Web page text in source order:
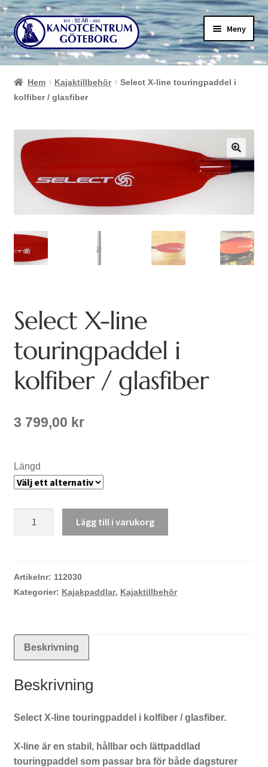
Hoppa
till
navigering
Hoppa
till
innehåll
Meny
Hem Kajaktillbehör
Select X-line touringpaddel i
kolfiber / glasfiber
Select X-line
touringpaddel i
kolfiber / glasfiber
3 799,00 kr
Längd
i
kolfiber
mängd
Lägg till i varukorg
Artikelnr: 112030
Kategorier: Kajakpaddlar, Kajaktillbehör
Beskrivning
Beskrivning
Select X-line touringpaddel i kolfiber / glasfiber.
X-line är en stabil, hållbar och lättpaddlad
touringpaddel som passar bra för både dagsturer